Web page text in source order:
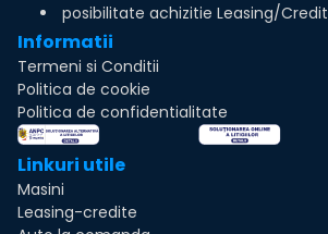
posibilitate achizitie Leasing/Credit
Informatii
Termeni si Conditii
Politica de cookie
Politica de confidentialitate
Linkuri utile
Masini
Leasing-credite